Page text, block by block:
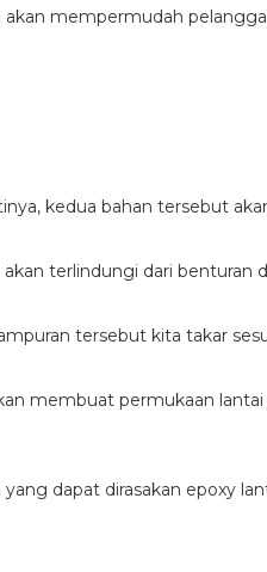
akan mempermudah
kedua bahan tersebut
terlindungi dari benturan
tersebut kita takar
membuat permukaan
dapat dirasakan epoxy